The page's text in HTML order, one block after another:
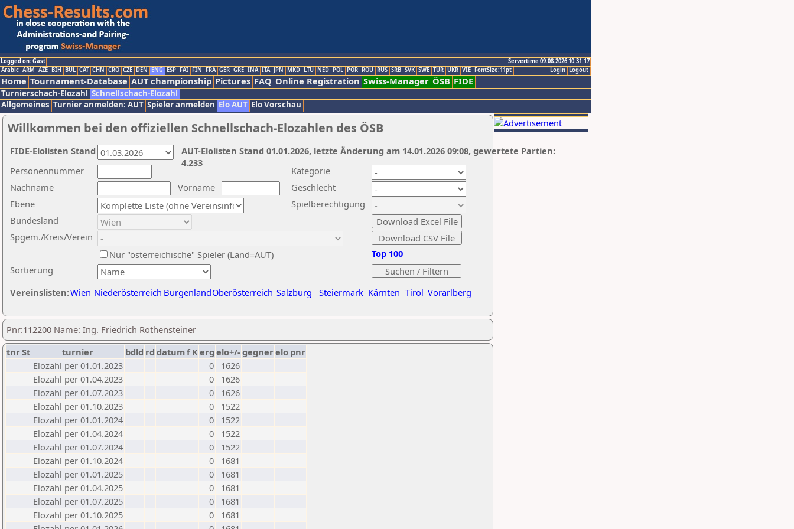
Logged on: Gast
Servertime 09.08.2026 10:31:17
Logout
Login
Arabic ARM AZE BIH BUL CAT CHN CRO CZE DEN ENG ESP FAI FIN FRA GER GRE INA ITA JPN MKD LTU NED POL POR ROU RUS SRB SVK SWE TUR UKR VIE FontSize:11pt
Home Tournament-Database AUT championship Pictures FAQ Online Registration Swiss-Manager ÖSB FIDE
Turnierschach-Elozahl Schnellschach-Elozahl
Allgemeines Turnier anmelden: AUT Spieler anmelden Elo AUT Elo Vorschau
Willkommen bei den offiziellen Schnellschach-Elozahlen des ÖSB
Nachname
Vorname
Ebene
Kategorie
Sortierung
Personennummer
Bundesland
Spgem./Kreis/Verein
Geschlecht
Nur "österreichische" Spieler (Land=AUT)
Spielberechtigung
Vereinslisten:Wien Niederösterreich BurgenlandOberösterreich Salzburg Steiermark Kärnten Tirol Vorarlberg
Top 100
AUT-Elolisten Stand 01.01.2026, letzte Änderung am 14.01.2026 09:08, gewertete Partien:
4.233
FIDE-Elolisten Stand
Pnr:112200 Name: Ing. Friedrich Rothensteiner
tnrSt turnier bdld rd datumf Kerg elo+/-gegnerelo pnr
Elozahl per 01.01.2023
0
1626
Elozahl per 01.04.2023
0
1626
Elozahl per 01.07.2023
0
1626
Elozahl per 01.10.2023
0
1522
Elozahl per 01.01.2024
0
1522
Elozahl per 01.04.2024
0
1522
Elozahl per 01.07.2024
0
1522
Elozahl per 01.10.2024
0
1681
Elozahl per 01.01.2025
0
1681
Elozahl per 01.04.2025
0
1681
Elozahl per 01.07.2025
0
1681
Elozahl per 01.10.2025
0
1681